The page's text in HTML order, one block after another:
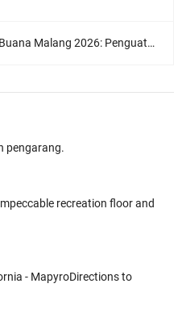
Pembelajaran Aktif dan Menyenangkan
pengarang.
recreation floor and
- MapyroDirections to